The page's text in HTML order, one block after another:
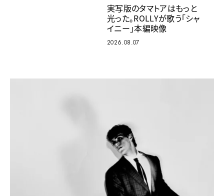
実写版のタマトアはもっと
光った。ROLLYが歌う「シャ
イニー」本編映像
2026.08.07